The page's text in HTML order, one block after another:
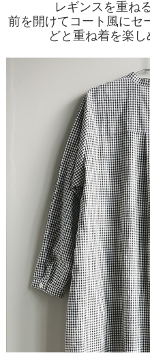
レギンスを重ね
前を開けてコート風にセ
どと重ね着を楽し